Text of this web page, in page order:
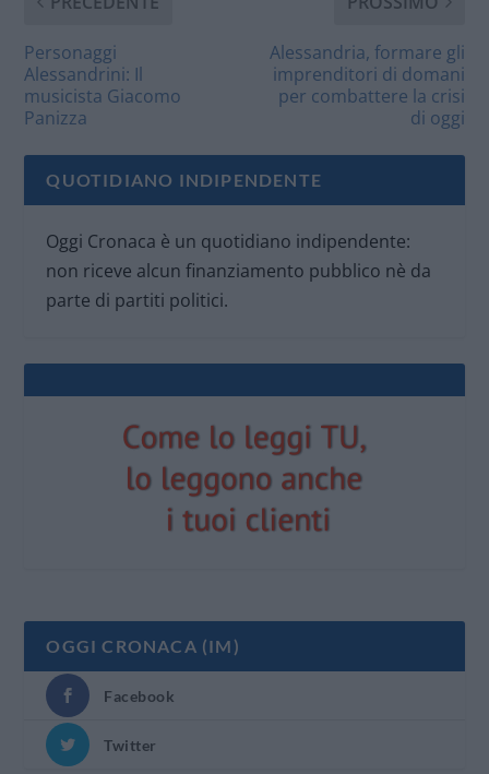
Personaggi
Alessandrini: Il
musicista Giacomo
Panizza
Alessandria, formare gli
imprenditori di domani
per combattere la crisi
di oggi
QUOTIDIANO INDIPENDENTE
Oggi Cronaca è un quotidiano indipendente:
non riceve alcun finanziamento pubblico nè da
parte di partiti politici.
OGGI CRONACA (IM)
Facebook
Twitter